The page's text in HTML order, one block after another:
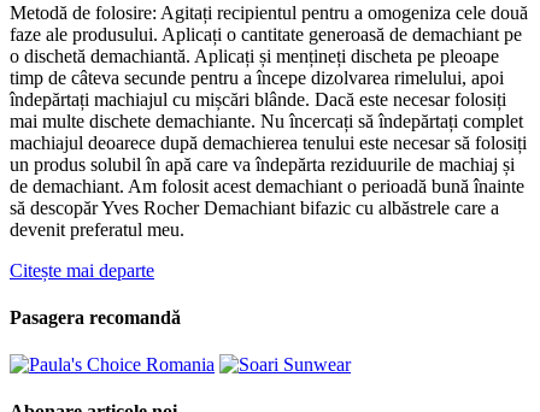
Metodă de folosire: Agitați recipientul pentru a omogeniza cele două
faze ale produsului. Aplicați o cantitate generoasă de demachiant pe
o dischetă demachiantă. Aplicați și mențineți discheta pe pleoape
timp de câteva secunde pentru a începe dizolvarea rimelului, apoi
îndepărtați machiajul cu mișcări blânde. Dacă este necesar folosiți
mai multe dischete demachiante. Nu încercați să îndepărtați complet
machiajul deoarece după demachierea tenului este necesar să folosiți
un produs solubil în apă care va îndepărta reziduurile de machiaj și
de demachiant. Am folosit acest demachiant o perioadă bună înainte
să descopăr Yves Rocher Demachiant bifazic cu albăstrele care a
devenit preferatul meu.
Citește mai departe
Pasagera recomandă